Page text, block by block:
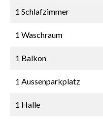
1 Schlafzimmer
1 Waschraum
1 Balkon
1 Aussenparkplatz
1 Halle